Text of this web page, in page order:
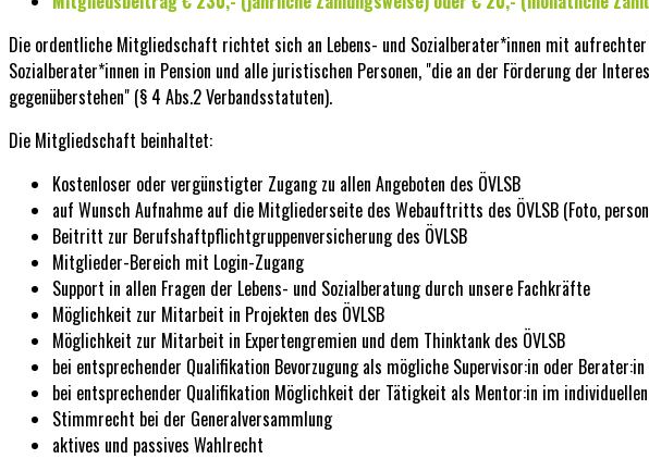
Die ordentliche Mitgliedschaft richtet sich an Lebens- und Sozialberater*innen mit
Sozialberater*innen in Pension und alle juristischen Personen, "die an der Förderung der
gegenüberstehen" (§ 4 Abs.2 Verbandsstatuten).
Die Mitgliedschaft beinhaltet:
Kostenloser oder vergünstigter Zugang zu allen Angeboten des ÖVLSB
auf Wunsch Aufnahme auf die Mitgliederseite des Webauftritts des ÖVLSB (Foto,
Beitritt zur Berufshaftpflichtgruppenversicherung des ÖVLSB
Mitglieder-Bereich mit Login-Zugang
Support in allen Fragen der Lebens- und Sozialberatung durch unsere Fachkräfte
Möglichkeit zur Mitarbeit in Projekten des ÖVLSB
Möglichkeit zur Mitarbeit in Expertengremien und dem Thinktank des ÖVLSB
bei entsprechender Qualifikation Bevorzugung als mögliche Supervisor:in oder
bei entsprechender Qualifikation Möglichkeit der Tätigkeit als Mentor:in im
Stimmrecht bei der Generalversammlung
aktives und passives Wahlrecht